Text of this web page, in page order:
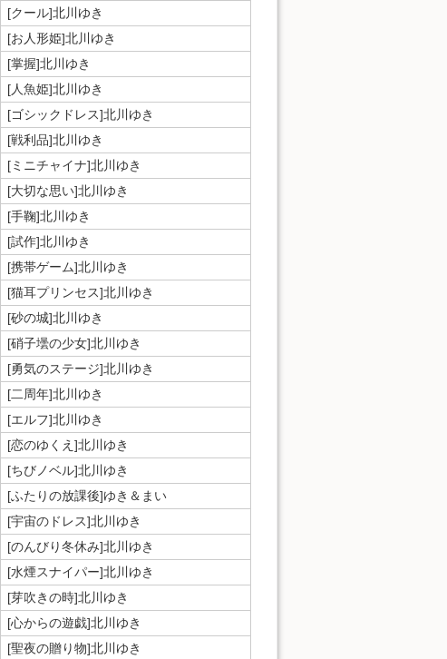
[クール]北川ゆき
[お人形姫]北川ゆき
[掌握]北川ゆき
[人魚姫]北川ゆき
[ゴシックドレス]北川ゆき
[戦利品]北川ゆき
[ミニチャイナ]北川ゆき
[大切な思い]北川ゆき
[手鞠]北川ゆき
[試作]北川ゆき
[携帯ゲーム]北川ゆき
[猫耳プリンセス]北川ゆき
[砂の城]北川ゆき
[硝子壜の少女]北川ゆき
[勇気のステージ]北川ゆき
[二周年]北川ゆき
[エルフ]北川ゆき
[恋のゆくえ]北川ゆき
[ちびノベル]北川ゆき
[ふたりの放課後]ゆき＆まい
[宇宙のドレス]北川ゆき
[のんびり冬休み]北川ゆき
[水煙スナイパー]北川ゆき
[芽吹きの時]北川ゆき
[心からの遊戯]北川ゆき
[聖夜の贈り物]北川ゆき